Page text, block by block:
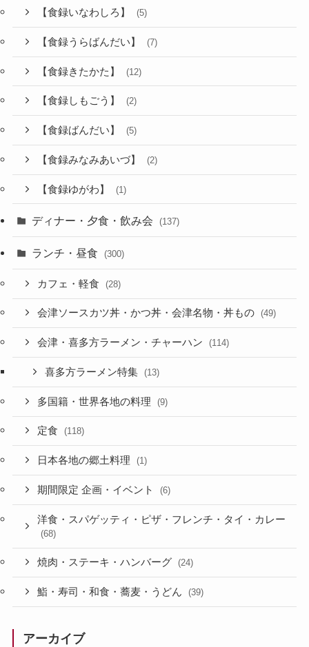
【食録いなわしろ】 (5)
【食録うらばんだい】 (7)
【食録きたかた】 (12)
【食録しもごう】 (2)
【食録ばんだい】 (5)
【食録みなみあいづ】 (2)
【食録ゆがわ】 (1)
ディナー・夕食・飲み会 (137)
ランチ・昼食 (300)
カフェ・軽食 (28)
会津ソースカツ丼・かつ丼・会津名物・丼もの (49)
会津・喜多方ラーメン・チャーハン (114)
喜多方ラーメン特集 (13)
多国籍・世界各地の料理 (9)
定食 (118)
日本各地の郷土料理 (1)
期間限定 企画・イベント (6)
洋食・スパゲッティ・ピザ・フレンチ・タイ・カレー
(68)
焼肉・ステーキ・ハンバーグ (24)
鮨・寿司・和食・蕎麦・うどん (39)
アーカイブ